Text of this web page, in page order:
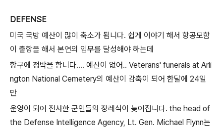
DEFENSE
미국 국방 예산이 많이 축소가 됩니다. 쉽게 이야기 해서 항공모함
이 출항을 해서 본연의 임무를 달성해야 하는데
항구에 정박을 합니다.... 예산이 없어.. Veterans' funerals at Arli
ngton National Cemetery의 예산이 감축이 되어 한달에 24일
만
운영이 되어 전사한 군인들의 장레식이 늦어집니다. the head of
the Defense Intelligence Agency, Lt. Gen. Michael Flynn는